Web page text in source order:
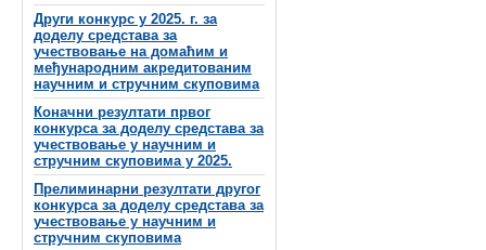
Други конкурс у 2025. г. за
доделу средстава за
учествовање на домаћим и
међународним акредитованим
научним и стручним скуповима
Коначни резултати првог
конкурса за доделу средстава за
учествовање у научним и
стручним скуповима у 2025.
Прелиминарни резултати другог
конкурса за доделу средстава за
учествовање у научним и
стручним скуповима